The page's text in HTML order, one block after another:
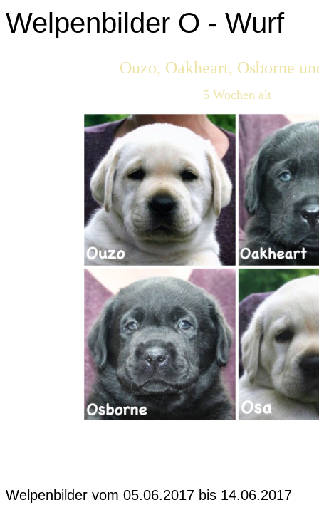
Welpenbilder O - Wurf
Ouzo, Oakheart, Osborne
5 Wochen alt
Welpenbilder vom 05.06.2017 bis 14.06.2017